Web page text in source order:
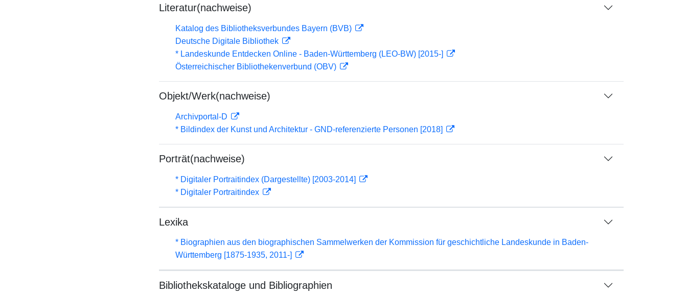
Literatur(nachweise)
Katalog des Bibliotheksverbundes Bayern (BVB)
Deutsche Digitale Bibliothek
* Landeskunde Entdecken Online - Baden-Württemberg (LEO-BW) [2015-]
Österreichischer Bibliothekenverbund (OBV)
Objekt/Werk(nachweise)
Archivportal-D
* Bildindex der Kunst und Architektur - GND-referenzierte Personen [2018]
Porträt(nachweise)
* Digitaler Portraitindex (Dargestellte) [2003-2014]
* Digitaler Portraitindex
Lexika
* Biographien aus den biographischen Sammelwerken der Kommission für geschichtliche Landeskunde in Baden-
Württemberg [1875-1935, 2011-]
Bibliothekskataloge und Bibliographien